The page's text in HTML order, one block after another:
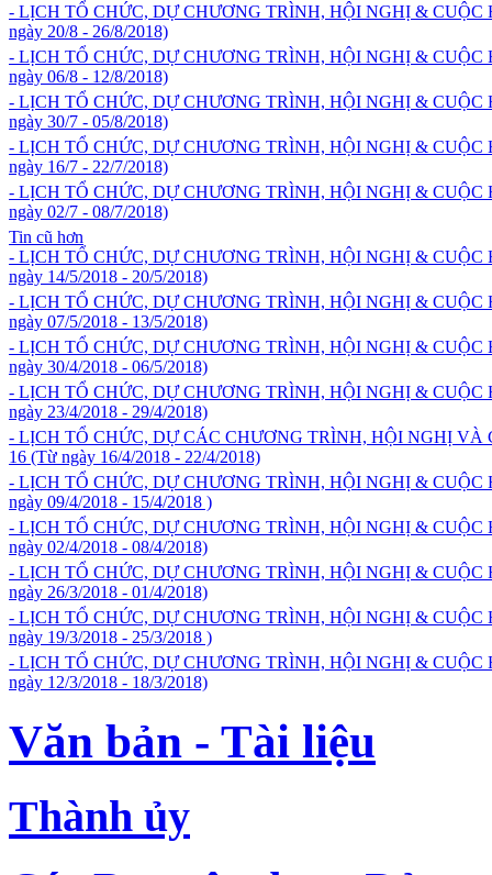
- LỊCH TỔ CHỨC, DỰ CHƯƠNG TRÌNH, HỘI NGHỊ &
ngày 20/8 - 26/8/2018)
- LỊCH TỔ CHỨC, DỰ CHƯƠNG TRÌNH, HỘI NGHỊ &
ngày 06/8 - 12/8/2018)
- LỊCH TỔ CHỨC, DỰ CHƯƠNG TRÌNH, HỘI NGHỊ &
ngày 30/7 - 05/8/2018)
- LỊCH TỔ CHỨC, DỰ CHƯƠNG TRÌNH, HỘI NGHỊ &
ngày 16/7 - 22/7/2018)
- LỊCH TỔ CHỨC, DỰ CHƯƠNG TRÌNH, HỘI NGHỊ &
ngày 02/7 - 08/7/2018)
Tin cũ hơn
- LỊCH TỔ CHỨC, DỰ CHƯƠNG TRÌNH, HỘI NGHỊ &
ngày 14/5/2018 - 20/5/2018)
- LỊCH TỔ CHỨC, DỰ CHƯƠNG TRÌNH, HỘI NGHỊ &
ngày 07/5/2018 - 13/5/2018)
- LỊCH TỔ CHỨC, DỰ CHƯƠNG TRÌNH, HỘI NGHỊ &
ngày 30/4/2018 - 06/5/2018)
- LỊCH TỔ CHỨC, DỰ CHƯƠNG TRÌNH, HỘI NGHỊ &
ngày 23/4/2018 - 29/4/2018)
- LỊCH TỔ CHỨC, DỰ CÁC CHƯƠNG TRÌNH, HỘI NGHỊ
16 (Từ ngày 16/4/2018 - 22/4/2018)
- LỊCH TỔ CHỨC, DỰ CHƯƠNG TRÌNH, HỘI NGHỊ &
ngày 09/4/2018 - 15/4/2018 )
- LỊCH TỔ CHỨC, DỰ CHƯƠNG TRÌNH, HỘI NGHỊ &
ngày 02/4/2018 - 08/4/2018)
- LỊCH TỔ CHỨC, DỰ CHƯƠNG TRÌNH, HỘI NGHỊ &
ngày 26/3/2018 - 01/4/2018)
- LỊCH TỔ CHỨC, DỰ CHƯƠNG TRÌNH, HỘI NGHỊ &
ngày 19/3/2018 - 25/3/2018 )
- LỊCH TỔ CHỨC, DỰ CHƯƠNG TRÌNH, HỘI NGHỊ &
ngày 12/3/2018 - 18/3/2018)
Văn bản - Tài liệu
Thành ủy